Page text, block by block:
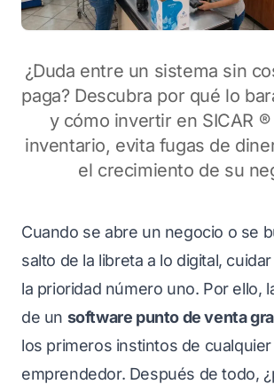
¿Duda entre un sistema sin
paga? Descubra por qué lo
y cómo invertir en SICAR
inventario, evita fugas de
el crecimiento de su
Cuando se abre un negocio o se
salto de la libreta a lo digital,
la prioridad número uno. Por ello,
de un software punto de venta
los primeros instintos de cualquier
emprendedor. Después de todo,